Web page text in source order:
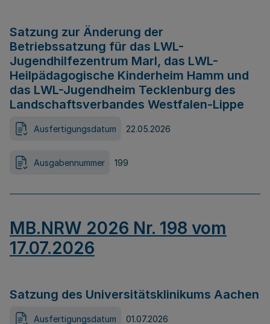
Satzung zur Änderung der
Betriebssatzung für das LWL-
Jugendhilfezentrum Marl, das LWL-
Heilpädagogische Kinderheim Hamm und
das LWL-Jugendheim Tecklenburg des
Landschaftsverbandes Westfalen-Lippe
Ausfertigungsdatum 22.05.2026
Ausgabennummer 199
MB.NRW 2026 Nr. 198 vom
17.07.2026
Satzung des Universitätsklinikums Aachen
Ausfertigungsdatum 01.07.2026